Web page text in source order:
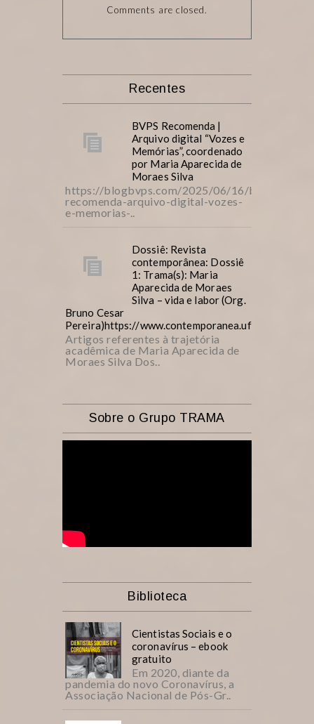
Comments are closed.
Recentes
BVPS Recomenda |
Arquivo digital “Vozes e
Memórias”, coordenado
por Maria Aparecida de
Moraes Silva
https://blogbvps.com/2025/06/16/bvps-
recomenda-arquivo-digital-vozes-
e-memorias-..
Dossiê: Revista
contemporânea: Dossiê
1: Trama(s): Maria
Aparecida de Moraes
Silva – vida e labor (Org.
Bruno Cesar
Pereira)https://www.contemporanea.ufscar.br/
Artigos referentes à trajetória
acadêmica de Maria Aparecida de
Moraes Silva Dos..
Sobre o Grupo TRAMA
Biblioteca
Cientistas Sociais e o
coronavírus – ebook
gratuito
Em 2020, diante da
pandemia do novo Coronavírus, a
Associação Nacional de Pós-Gr..